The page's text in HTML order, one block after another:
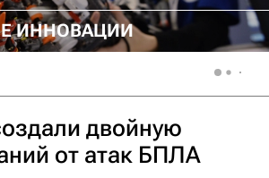
ИННОВАЦИИ
двойную
от атак БПЛА